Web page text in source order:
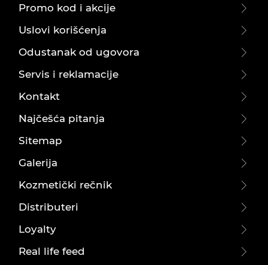
Promo kod i akcije
Uslovi korišćenja
Odustanak od ugovora
Servis i reklamacije
Kontakt
Najčešća pitanja
Sitemap
Galerija
Kozmetički rečnik
Distributeri
Loyalty
Real life feed